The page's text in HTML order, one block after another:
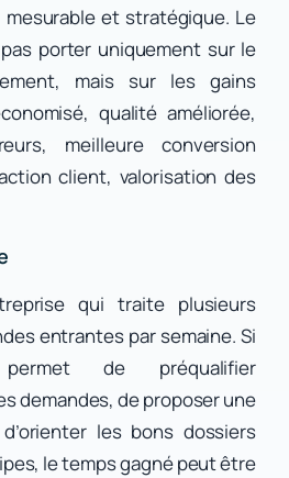
et stratégique. Le
porter uniquement sur le
mais sur les gains
qualité améliorée,
meilleure conversion
client, valorisation des
qui traite plusieurs
entrantes par semaine. Si
de préqualifier
demandes, de proposer une
les bons dossiers
le temps gagné peut être